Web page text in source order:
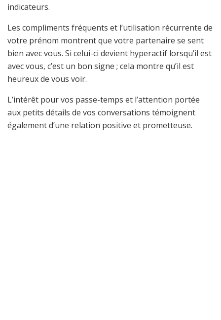
indicateurs.
Les compliments fréquents et l’utilisation récurrente de
votre prénom montrent que votre partenaire se sent
bien avec vous. Si celui-ci devient hyperactif lorsqu’il est
avec vous, c’est un bon signe ; cela montre qu’il est
heureux de vous voir.
L’intérêt pour vos passe-temps et l’attention portée
aux petits détails de vos conversations témoignent
également d’une relation positive et prometteuse.